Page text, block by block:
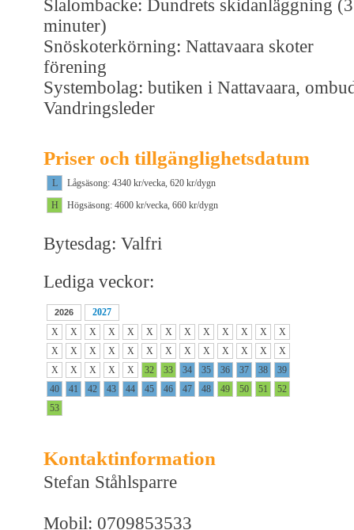
Slalombacke: Dundrets skidanläggning
minuter)
Snöskoterkörning: Nattavaara skoter
förening
Systembolag: butiken i Nattavaara,
Vandringsleder
Priser och tillgänglighetsdatum
L
Lågsäsong: 4340 kr/vecka, 620 kr/dygn
H
Högsäsong: 4600 kr/vecka, 660 kr/dygn
Bytesdag: Valfri
Lediga veckor:
2026
2027
X
X X X X X X X X X X X
X
X
X X X X X X X X X X X
X
X
X X X X 32 33 34 35 36 37 38
39
40
41 42 43 44 45 46 47 48 49 50 51
52
53
Kontaktinformation
Stefan Ståhlsparre
Mobil: 0709853533